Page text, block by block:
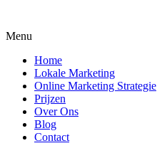
Menu
Home
Lokale Marketing
Online Marketing Strategie
Prijzen
Over Ons
Blog
Contact